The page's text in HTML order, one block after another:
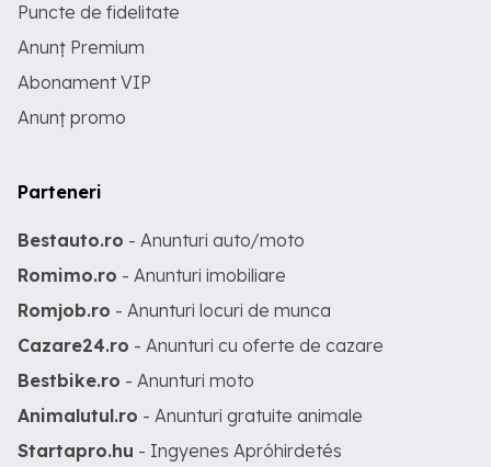
Puncte de fidelitate
Anunț Premium
Abonament VIP
Anunț promo
Parteneri
Bestauto.ro - Anunturi auto/moto
Romimo.ro - Anunturi imobiliare
Romjob.ro - Anunturi locuri de munca
Cazare24.ro - Anunturi cu oferte de cazare
Bestbike.ro - Anunturi moto
Animalutul.ro - Anunturi gratuite animale
Startapro.hu - Ingyenes Apróhirdetés